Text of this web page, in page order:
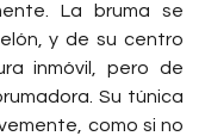
La bruma se
y de su centro
inmóvil, pero de
Su túnica
como si no